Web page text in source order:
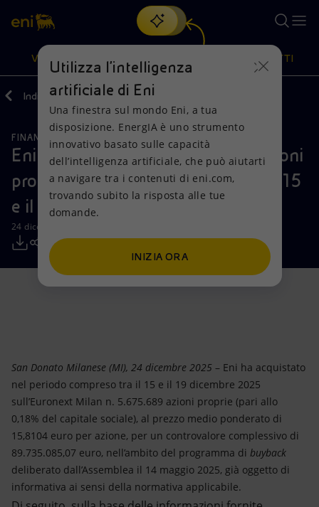
Cerca
scopri EnergIA, la nostra nuova soluzione di intelligenza
artificiale.
VISIONE
Visione
Mission e valori
Persone e Partnership
Net Zero
Modello satellitare
Scenari energetici
Azioni
Diversificazione energetica
Tecnologie per la transizione
Collaborazioni per l'innovazione
Attività nel mondo
PRODOTTI
Prodotti
Casa
Imprese
Mobilità
Indietro Media Comunicati Stampa
FINANZA, STRATEGIA E REPORT
Eni: informativa sull’acquisto di azioni
proprie nel periodo compreso tra il 15
e il 19 dicembre 2025
24 dicembre 2025 - 09:52 CET
San Donato Milanese (MI), 24 dicembre 2025 – Eni ha acquistato
nel periodo compreso tra il 15 e il 19 dicembre 2025
sull’Euronext Milan n. 5.675.689 azioni proprie (pari allo
0,18% del capitale sociale), al prezzo medio ponderato di
15,8104 euro per azione, per un controvalore complessivo di
89.735.085,07 euro, nell’ambito del programma di buyback
deliberato dall’Assemblea il 14 maggio 2025, già oggetto di
informativa ai sensi della normativa applicabile.
Utilizza l'intelligenza
artificiale di Eni
Una finestra sul mondo Eni, a tua
disposizione. EnergIA è uno strumento
innovativo basato sulle capacità
dell’intelligenza artificiale, che può aiutarti
a navigare tra i contenuti di eni.com,
trovando subito la risposta alle tue
domande.
INIZIA ORA